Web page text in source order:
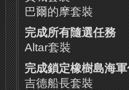
巴爾的摩套裝
完成所有隨選任務
Altar套裝
完成鎖定橡樹島海
吉德船長套裝